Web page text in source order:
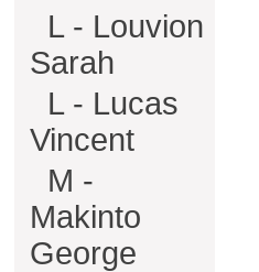
L - Louvion
Sarah
L - Lucas
Vincent
M -
Makinto
George